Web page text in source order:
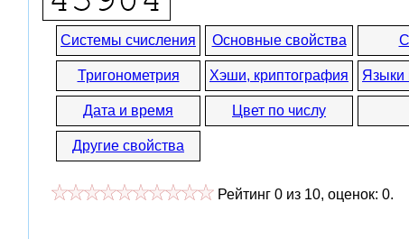
Системы счисления Основные свойства
Тригонометрия Хэши, криптография Языки
Дата и время Цвет по числу
Другие свойства
Рейтинг 0 из 10, оценок: 0.